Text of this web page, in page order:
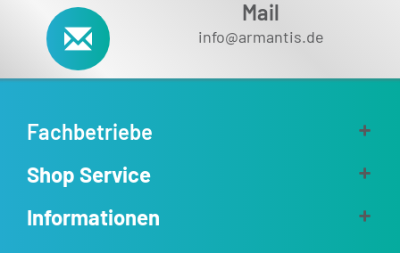
Mail
info@armantis.de
Fachbetriebe
Shop Service
Informationen